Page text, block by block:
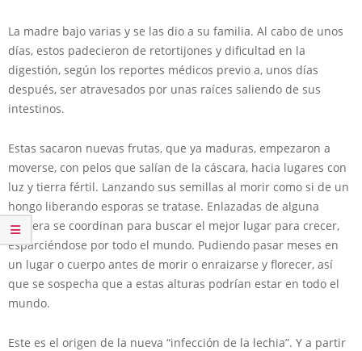
La madre bajo varias y se las dio a su familia. Al cabo de unos
días, estos padecieron de retortijones y dificultad en la
digestión, según los reportes médicos previo a, unos días
después, ser atravesados por unas raíces saliendo de sus
intestinos.
Estas sacaron nuevas frutas, que ya maduras, empezaron a
moverse, con pelos que salían de la cáscara, hacia lugares con
luz y tierra fértil. Lanzando sus semillas al morir como si de un
hongo liberando esporas se tratase. Enlazadas de alguna
manera se coordinan para buscar el mejor lugar para crecer,
esparciéndose por todo el mundo. Pudiendo pasar meses en
un lugar o cuerpo antes de morir o enraizarse y florecer, así
que se sospecha que a estas alturas podrían estar en todo el
mundo.
Este es el origen de la nueva “infección de la lechia”. Y a partir